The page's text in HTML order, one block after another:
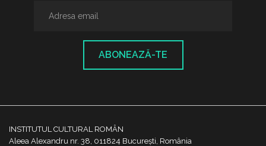
ABONEAZĂ-TE
INSTITUTUL CULTURAL ROMÂN
Aleea Alexandru nr. 38, 011824 București, România